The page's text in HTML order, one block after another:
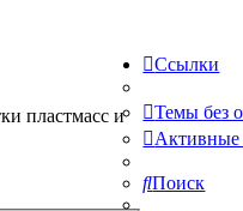
пластмасс и
Ссылки
Темы без
Поиск